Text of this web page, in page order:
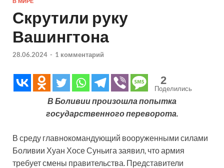
Скрутили руку
Вашингтона
28.06.2024 - 1 комментарий
2
Поделились
В Боливии произошла попытка
государственного переворота.
В среду главнокомандующий вооруженными силами
Боливии Хуан Хосе Суньига заявил, что армия
требует смены правительства. Представители